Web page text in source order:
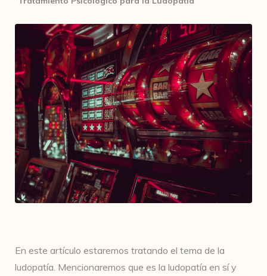
En este artículo estaremos tratando el tema de la
ludopatía. Mencionaremos que es la ludopatía en sí y